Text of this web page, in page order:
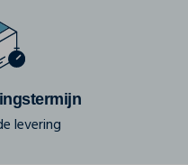
levering